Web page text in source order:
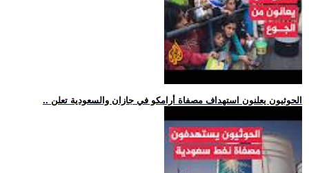
.. الحوثيون يعلنون استهداف مصفاة أرامكو في جازان والسعودية تعلن